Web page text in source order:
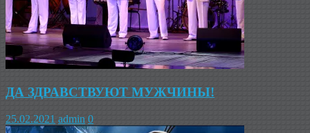
ДА ЗДРАВСТВУЮТ МУЖЧИНЫ!
25.02.2021 admin 0